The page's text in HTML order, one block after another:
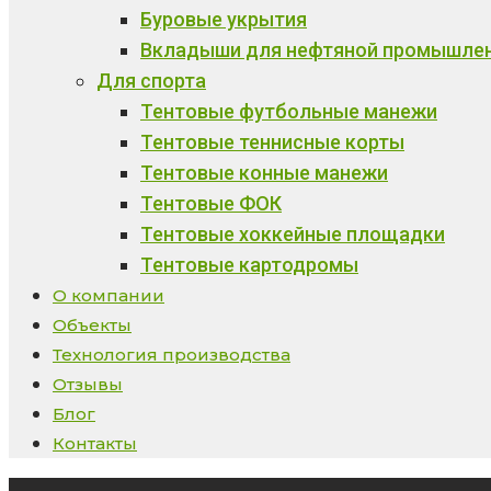
Буровые укрытия
Вкладыши для нефтяной
Для спорта
Тентовые футбольные манежи
Тентовые теннисные корты
Тентовые конные манежи
Тентовые ФОК
Тентовые хоккейные площадки
Тентовые картодромы
О компании
Объекты
Технология производства
Отзывы
Блог
Контакты